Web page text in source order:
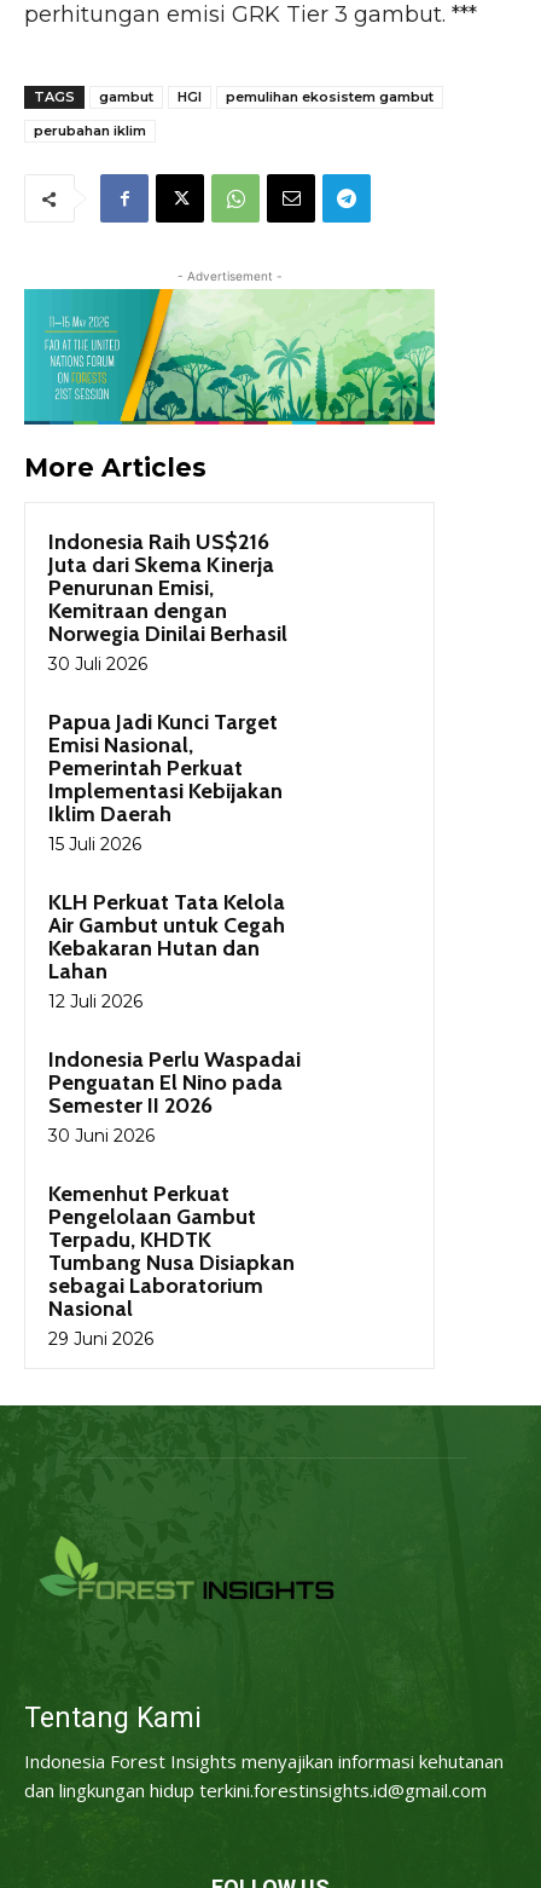
perhitungan emisi GRK Tier 3 gambut. ***
TAGS gambut HGI
pemulihan ekosistem gambut
perubahan iklim
- Advertisement -
More Articles
Indonesia Raih US$216
Juta dari Skema Kinerja
Penurunan Emisi,
Kemitraan dengan
Norwegia Dinilai Berhasil
30 Juli 2026
Papua Jadi Kunci Target
Emisi Nasional,
Pemerintah Perkuat
Implementasi Kebijakan
Iklim Daerah
15 Juli 2026
KLH Perkuat Tata Kelola
Air Gambut untuk Cegah
Kebakaran Hutan dan
Lahan
12 Juli 2026
Indonesia Perlu Waspadai
Penguatan El Nino pada
Semester II 2026
30 Juni 2026
Kemenhut Perkuat
Pengelolaan Gambut
Terpadu, KHDTK
Tumbang Nusa Disiapkan
sebagai Laboratorium
Nasional
29 Juni 2026
Tentang Kami
Indonesia Forest Insights menyajikan informasi kehutanan
dan lingkungan hidup terkini.forestinsights.id@gmail.com